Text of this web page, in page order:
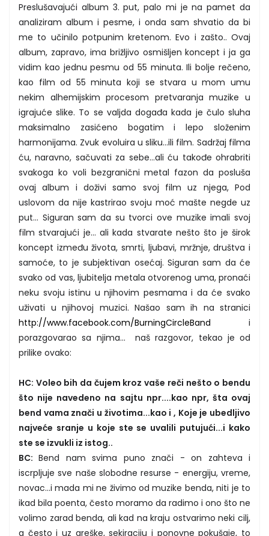
Preslušavajući album 3. put, palo mi je na pamet da
analiziram album i pesme, i onda sam shvatio da bi
me to učinilo potpunim kretenom. Evo i zašto.. Ovaj
album, zapravo, ima brižljivo osmišljen koncept i ja ga
vidim kao jednu pesmu od 55 minuta. Ili bolje rečeno,
kao film od 55 minuta koji se stvara u mom umu
nekim alhemijskim procesom pretvaranja muzike u
igrajuće slike. To se valjda događa kada je čulo sluha
maksimalno zasićeno bogatim i lepo složenim
harmonijama. Zvuk evoluira u sliku...ili film. Sadržaj filma
ću, naravno, sačuvati za sebe...ali ću takođe ohrabriti
svakoga ko voli bezgranični metal fazon da posluša
ovaj album i doživi samo svoj film uz njega, Pod
uslovom da nije kastrirao svoju moć mašte negde uz
put... Siguran sam da su tvorci ove muzike imali svoj
film stvarajući je... ali kada stvarate nešto što je širok
koncept između života, smrti, ljubavi, mržnje, društva i
samoće, to je subjektivan osećaj. Siguran sam da će
svako od vas, ljubitelja metala otvorenog uma, pronaći
neku svoju istinu u njihovim pesmama i da će svako
uživati u njihovoj muzici. Našao sam ih na stranici
http://www.facebook.com/BurningCircleBand i
porazgovarao sa njima... naš razgovor, tekao je od
prilike ovako:
HC: Voleo bih da čujem kroz vaše reči nešto o bendu
što nije navedeno na sajtu npr....kao npr, šta ovaj
bend vama znači u životima...kao i , Koje je ubedljivo
najveće sranje u koje ste se uvalili putujući...i kako
ste se izvukli iz istog..
BC:Bend nam svima puno znači - on zahteva i
iscrpljuje sve naše slobodne resurse - energiju, vreme,
novac...i mada mi ne živimo od muzike benda, niti je to
ikad bila poenta, često moramo da radimo i ono što ne
volimo zarad benda, ali kad na kraju ostvarimo neki cilj,
a često i uz greške, sekiraciju i ponovne pokušaje, to